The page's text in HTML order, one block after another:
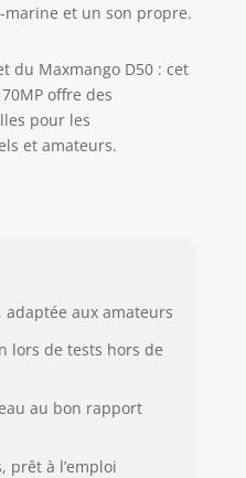
et un son propre.
aux amateurs
lors de tests hors de
au bon rapport
prêt à l’emploi